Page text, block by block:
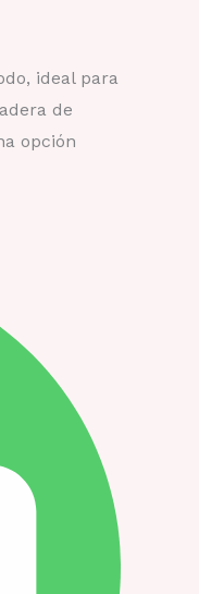
ideal para
de
opción